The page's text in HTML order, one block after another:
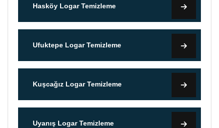
Hasköy Logar Temizleme
Ufuktepe Logar Temizleme
Kuşcağız Logar Temizleme
Uyanış Logar Temizleme